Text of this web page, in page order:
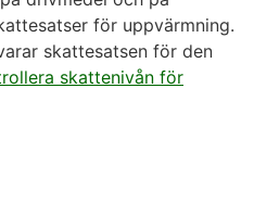
för uppvärmning.
skattesatsen för den
skattenivån för